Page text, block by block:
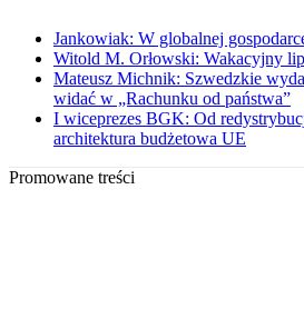
Jankowiak: W globalnej
Witold M. Orłowski: Wakacyjny
Mateusz Michnik: Szwedzkie
widać w „Rachunku od państwa”
I wiceprezes BGK: Od
architektura budżetowa UE
Promowane treści